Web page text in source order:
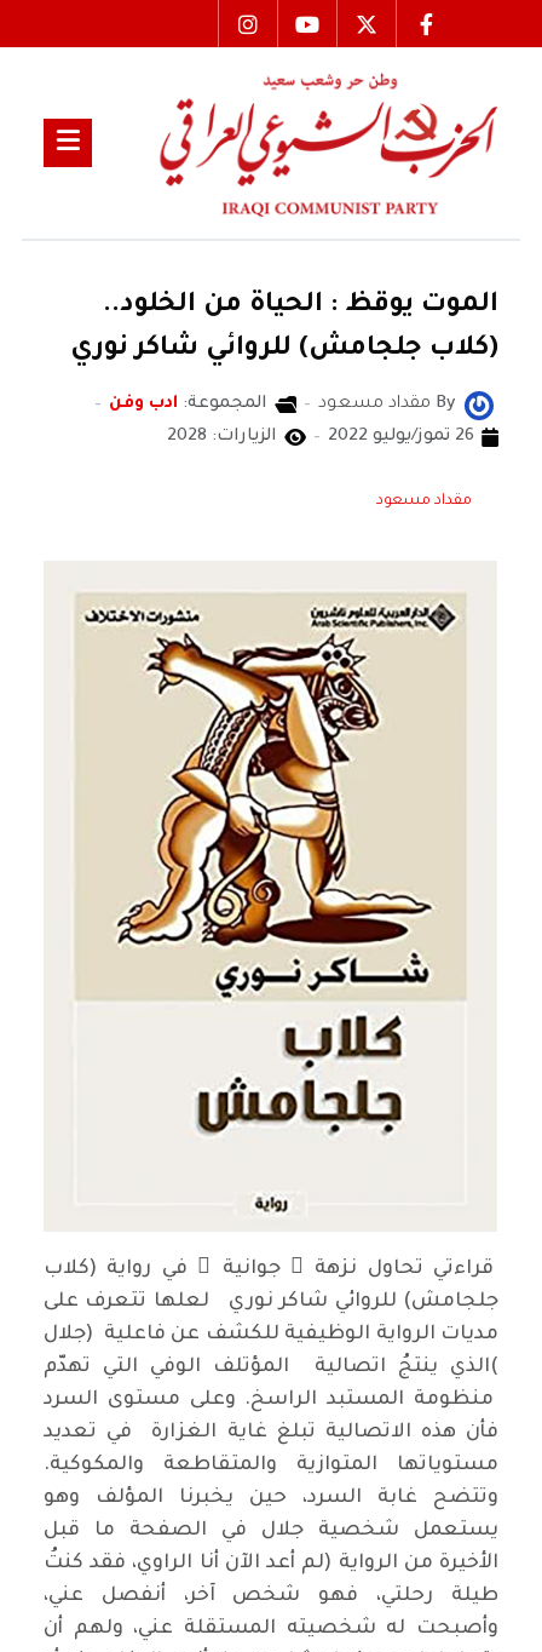
الموت يوقظ : الحياة من الخلود..
(كلاب جلجامش) للروائي شاكر نوري
By مقداد مسعود المجموعة: ادب وفن
26 تموز/يوليو 2022
الزيارات: 2028
مقداد مسعود
قراءتي تحاول نزهة ً جوانية ً في رواية (كلاب
جلجامش) للروائي شاكر نوري لعلها تتعرف على
مديات الرواية الوظيفية للكشف عن فاعلية (جلال
)الذي ينتجُ اتصالية المؤتلف الوفي التي تهدّم
منظومة المستبد الراسخ. وعلى مستوى السرد
فأن هذه الاتصالية تبلغ غاية الغزارة في تعديد
مستوياتها المتوازية والمتقاطعة والمكوكية.
وتتضح غابة السرد، حين يخبرنا المؤلف وهو
يستعمل شخصية جلال في الصفحة ما قبل
الأخيرة من الرواية (لم أعد الآن أنا الراوي، فقد كنتُ
طيلة رحلتي، فهو شخص آخر، أنفصل عني،
وأصبحت له شخصيته المستقلة عني، ولهم أن